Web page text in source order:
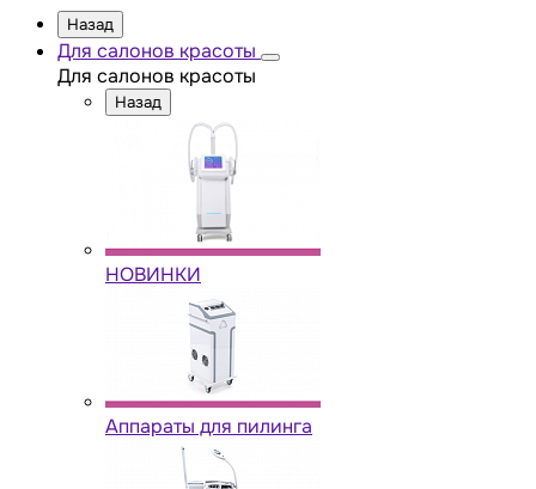
Назад
Для салонов красоты
Для салонов красоты
Назад
НОВИНКИ
Аппараты для пилинга